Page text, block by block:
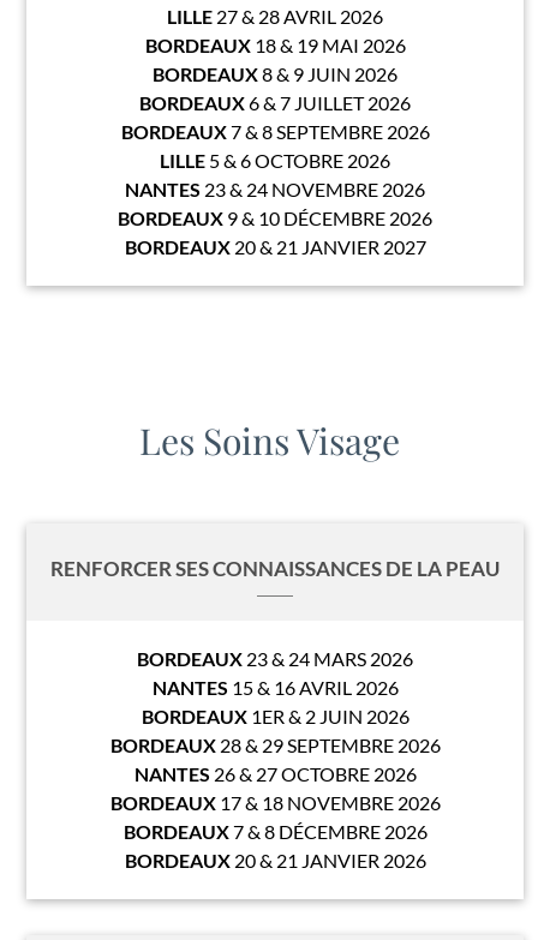
LILLE 27 & 28 AVRIL 2026
BORDEAUX 18 & 19 MAI 2026
BORDEAUX8 & 9 JUIN 2026
BORDEAUX6 & 7 JUILLET 2026
BORDEAUX7 & 8 SEPTEMBRE 2026
LILLE 5 & 6 OCTOBRE 2026
NANTES 23 & 24 NOVEMBRE 2026
BORDEAUX 9 & 10 DÉCEMBRE 2026
BORDEAUX 20 & 21 JANVIER 2027
Les Soins Visage
RENFORCER SES CONNAISSANCES DE LA PEAU
BORDEAUX 23 & 24 MARS 2026
NANTES 15 & 16 AVRIL 2026
BORDEAUX 1ER & 2 JUIN 2026
BORDEAUX 28 & 29 SEPTEMBRE 2026
NANTES 26 & 27 OCTOBRE 2026
BORDEAUX 17 & 18 NOVEMBRE 2026
BORDEAUX7 & 8 DÉCEMBRE 2026
BORDEAUX 20 & 21 JANVIER 2026